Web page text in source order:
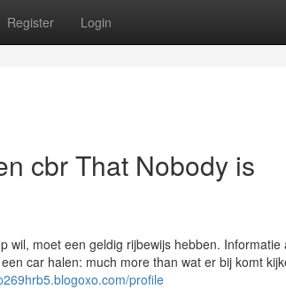
Register Login
cbr That Nobody is
wil, moet een geldig rijbewijs hebben. Informatie
car halen: much more than wat er bij komt
profile